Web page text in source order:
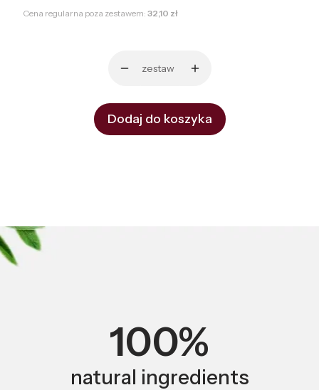
Cena regularna poza zestawem: 32,10 zł
zestaw
Dodaj do koszyka
100%
natural ingredients